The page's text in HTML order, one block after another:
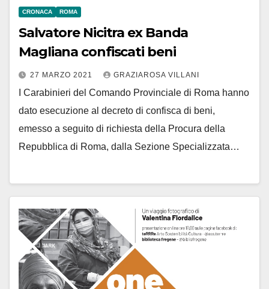
CRONACA ROMA
Salvatore Nicitra ex Banda
Magliana confiscati beni
27 MARZO 2021 GRAZIAROSA VILLANI
I Carabinieri del Comando Provinciale di Roma hanno
dato esecuzione al decreto di confisca di beni,
emesso a seguito di richiesta della Procura della
Repubblica di Roma, dalla Sezione Specializzata…